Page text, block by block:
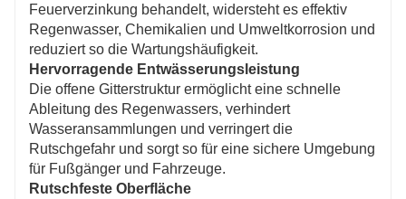
Feuerverzinkung behandelt, widersteht es effektiv
Regenwasser, Chemikalien und Umweltkorrosion und
reduziert so die Wartungshäufigkeit.
Hervorragende Entwässerungsleistung
Die offene Gitterstruktur ermöglicht eine schnelle
Ableitung des Regenwassers, verhindert
Wasseransammlungen und verringert die
Rutschgefahr und sorgt so für eine sichere Umgebung
für Fußgänger und Fahrzeuge.
Rutschfeste Oberfläche